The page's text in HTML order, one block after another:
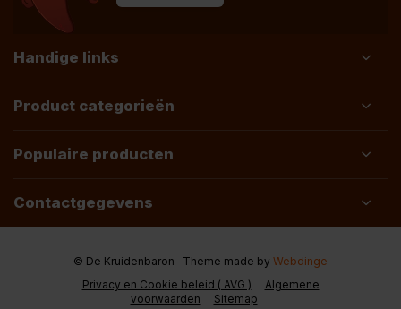
Handige links
Product categorieën
Populaire producten
Contactgegevens
Privacy en Cookie beleid ( AVG )
Algemene
voorwaarden
Sitemap
© De Kruidenbaron- Theme made by Webdinge